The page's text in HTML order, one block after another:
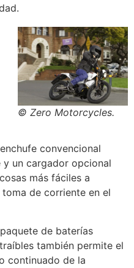
© Zero Motorcycles.
convencional
un cargador opcional
más fáciles a
de corriente en el
de baterías
también permite el
continuado de la